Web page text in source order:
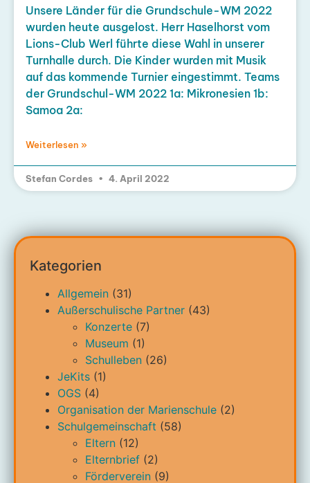
Unsere Länder für die Grundschule-WM 2022
wurden heute ausgelost. Herr Haselhorst vom
Lions-Club Werl führte diese Wahl in unserer
Turnhalle durch. Die Kinder wurden mit Musik
auf das kommende Turnier eingestimmt. Teams
der Grundschul-WM 2022 1a: Mikronesien 1b:
Samoa 2a:
Weiterlesen »
Stefan Cordes 4. April 2022
Kategorien
Allgemein (31)
Außerschulische Partner (43)
Konzerte (7)
Museum (1)
Schulleben (26)
JeKits (1)
OGS (4)
Organisation der Marienschule (2)
Schulgemeinschaft (58)
Eltern (12)
Elternbrief (2)
Förderverein (9)